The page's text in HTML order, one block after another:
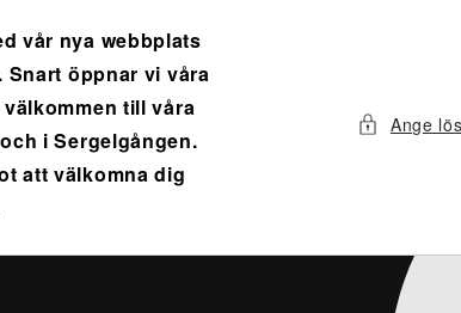
vår nya webbplats
öppnar vi våra
till våra
i Sergelgången.
att välkomna dig
Ange